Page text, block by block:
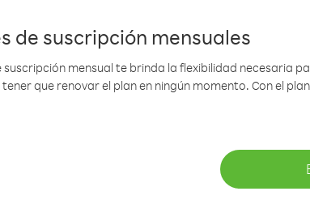
de suscripción mensuales
suscripción mensual te brinda la flexibilidad necesaria
tener que renovar el plan en ningún momento. Con el